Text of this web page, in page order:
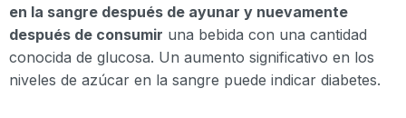
en la sangre después de ayunar y nuevamente
después de consumir una bebida con una cantidad
conocida de glucosa. Un aumento significativo en los
niveles de azúcar en la sangre puede indicar diabetes.